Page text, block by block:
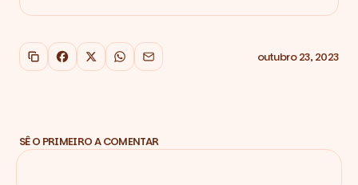
Copiar link
Facebook
X WhatsApp
Email outubro 23, 2023
SÊ O PRIMEIRO A COMENTAR